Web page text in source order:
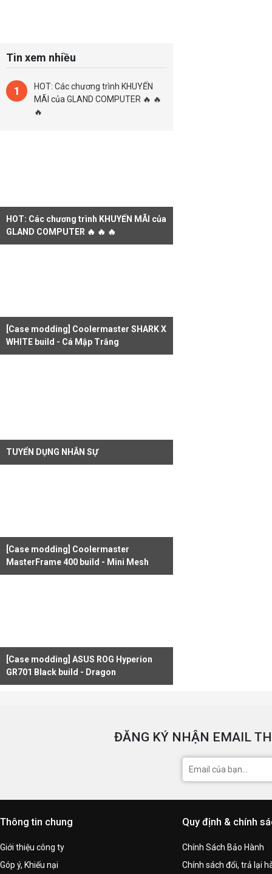
Tin xem nhiều
1
HOT: Các chương trình KHUYẾN
MÃI của GLAND COMPUTER 🔥 🔥
🔥
HOT: Các chương trình KHUYẾN MÃI của
GLAND COMPUTER 🔥 🔥 🔥
[Case modding] Coolermaster SHARK X
WHITE build - Cá Mập Trắng
TUYỂN DỤNG NHÂN SỰ
[Case modding] Coolermaster
MasterFrame 400 build - Mini Mesh
[Case modding] ASUS ROG Hyperion
GR701 Black build - Dragon
ĐĂNG KÝ NHẬN EMAIL
Thông tin chung
Giới thiệu công ty
Góp ý, Khiếu nại
Quy định & chính
Chính Sách Bảo Hành
Chính sách đổi, trả lại